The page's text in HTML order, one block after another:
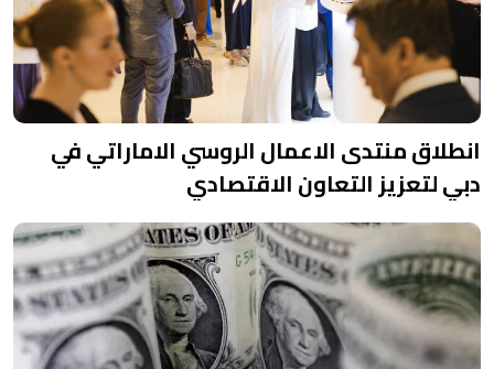
انطلاق منتدى الاعمال الروسي الاماراتي في
دبي لتعزيز التعاون الاقتصادي